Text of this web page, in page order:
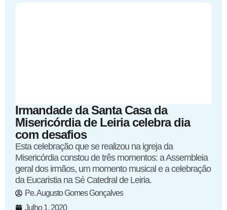
Irmandade da Santa Casa da
Misericórdia de Leiria celebra dia
com desafios
Esta celebração que se realizou na igreja da
Misericórdia constou de três momentos: a Assembleia
geral dos irmãos, um momento musical e a celebração
da Eucaristia na Sé Catedral de Leiria.
Pe. Augusto Gomes Gonçalves
Julho 1, 2020